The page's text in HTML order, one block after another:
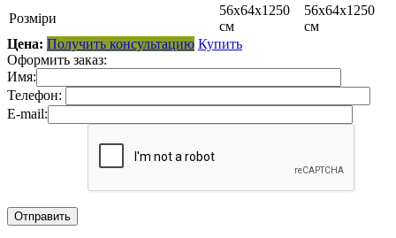
Розміри
56x64x1250
см
56x64x1250
см
Цена: Получить консультацию Купить
Оформить заказ:
Имя:
Телефон:
E-mail: